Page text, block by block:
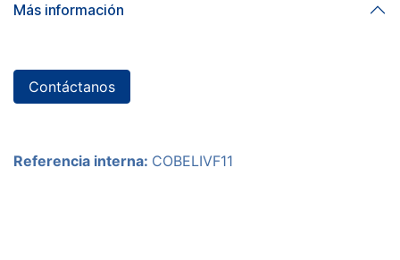
Más información
Contáctanos
Referencia interna: COBELIVF11